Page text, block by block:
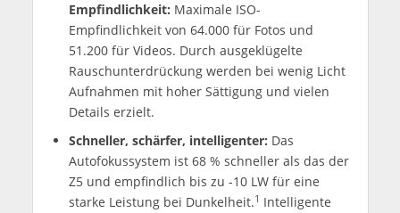
Empfindlichkeit: Maximale ISO-
Empfindlichkeit von 64.000 für Fotos und
51.200 für Videos. Durch ausgeklügelte
Rauschunterdrückung werden bei wenig Licht
Aufnahmen mit hoher Sättigung und vielen
Details erzielt.
Schneller, schärfer, intelligenter: Das
Autofokussystem ist 68 % schneller als das der
Z5 und empfindlich bis zu -10 LW für eine
starke Leistung bei Dunkelheit.1 Intelligente